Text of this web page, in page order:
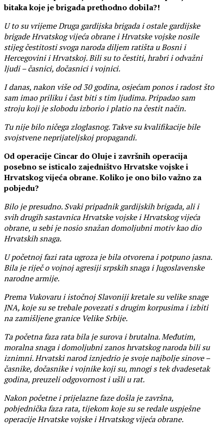
bitaka koje je brigada prethodno dobila?!
U to su vrijeme Druga gardijska brigada i ostale gardijske
brigade Hrvatskog vijeća obrane i Hrvatske vojske nosile
stijeg čestitosti svoga naroda diljem ratišta u Bosni i
Hercegovini i Hrvatskoj. Bili su to čestiti, hrabri i odvažni
ljudi – časnici, dočasnici i vojnici.
I danas, nakon više od 30 godina, osjećam ponos i radost što
sam imao priliku i čast biti s tim ljudima. Pripadao sam
stroju koji je slobodu izborio i platio na čestit način.
Tu nije bilo ničega zloglasnog. Takve su kvalifikacije bile
svojstvene neprijateljskoj propagandi.
Od operacije Cincar do Oluje i završnih operacija
posebno se isticalo zajedništvo Hrvatske vojske i
Hrvatskog vijeća obrane. Koliko je ono bilo važno za
pobjedu?
Bilo je presudno. Svaki pripadnik gardijskih brigada, ali i
svih drugih sastavnica Hrvatske vojske i Hrvatskog vijeća
obrane, u sebi je nosio snažan domoljubni motiv kao dio
Hrvatskih snaga.
U početnoj fazi rata ugroza je bila otvorena i potpuno jasna.
Bila je riječ o vojnoj agresiji srpskih snaga i Jugoslavenske
narodne armije.
Prema Vukovaru i istočnoj Slavoniji kretale su velike snage
JNA, koje su se trebale povezati s drugim korpusima i izbiti
na zamišljene granice Velike Srbije.
Ta početna faza rata bila je surova i brutalna. Međutim,
moralna snaga i domoljubni zanos hrvatskog naroda bili su
iznimni. Hrvatski narod iznjedrio je svoje najbolje sinove –
časnike, dočasnike i vojnike koji su, mnogi s tek dvadesetak
godina, preuzeli odgovornost i ušli u rat.
Nakon početne i prijelazne faze došla je završna,
pobjednička faza rata, tijekom koje su se redale uspješne
operacije Hrvatske vojske i Hrvatskog vijeća obrane.